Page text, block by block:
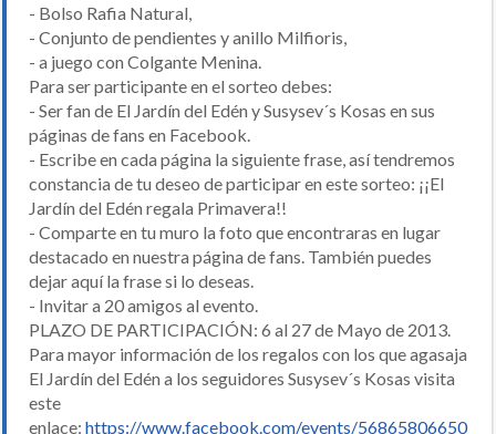
- Bolso Rafia Natural,
- Conjunto de pendientes y anillo Milfioris,
- a juego con Colgante Menina.
Para ser participante en el sorteo debes:
- Ser fan de El Jardín del Edén y Susysev´s Kosas en sus
páginas de fans en Facebook.
- Escribe en cada página la siguiente frase, así tendremos
constancia de tu deseo de participar en este sorteo: ¡¡El
Jardín del Edén regala Primavera!!
- Comparte en tu muro la foto que encontraras en lugar
destacado en nuestra página de fans. También puedes
dejar aquí la frase si lo deseas.
- Invitar a 20 amigos al evento.
PLAZO DE PARTICIPACIÓN: 6 al 27 de Mayo de 2013.
Para mayor información de los regalos con los que agasaja
El Jardín del Edén a los seguidores Susysev´s Kosas visita
este
enlace: https://www.facebook.com/events/56865806650